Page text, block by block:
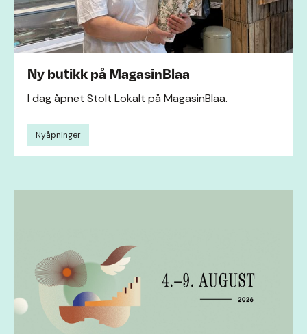
Ny butikk på MagasinBlaa
I dag åpnet Stolt Lokalt på MagasinBlaa.
Nyåpninger